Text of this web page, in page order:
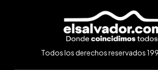
Todos los derechos reservados